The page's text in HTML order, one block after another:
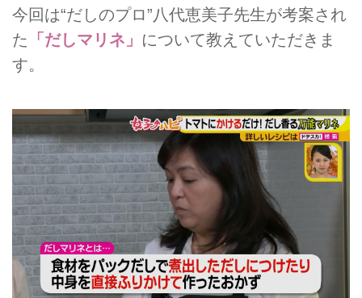
今回は“だしのプロ”八代恵美子先生が考案され
た 「だしマリネ」 について教えていただきま
す。